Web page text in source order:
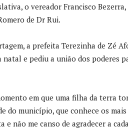
o vereador Francisco
de Dr Rui.
a prefeita Terezinha de Zé
natal e pediu a união dos poderes
em que uma filha da terra
do município, que conhece os
não me canso de agradecer a